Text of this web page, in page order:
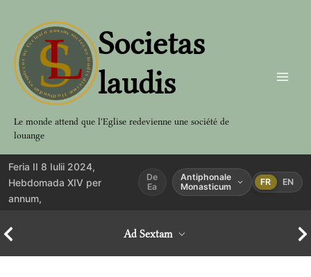
contenu
Societas
laudis
Le monde attend que l'Eglise redevienne une société de
louange
Feria II 8 Iulii 2024,
Hebdomada XIV per
annum,
De
Ea
Antiphonale
Monasticum
FR EN
Ad Sextam